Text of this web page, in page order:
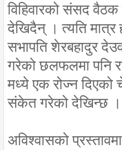
विहिवारको संसद
देखिदैन् । त्यति मात्र
सभापति शेरबहादुर
गरेको छलफलमा पनि
मध्ये एक रोज्न दिएको
संकेत गरेको देखिन्छ ।
अविश्वासको